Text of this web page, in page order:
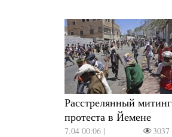
Расстрелянный митинг
протеста в Йемене
7.04 00:06 |
3037